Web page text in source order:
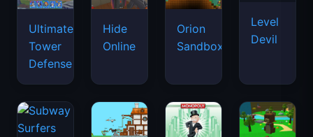
Ultimate
Tower
Defense
Hide
Online
Orion
Sandbox
Level
Devil